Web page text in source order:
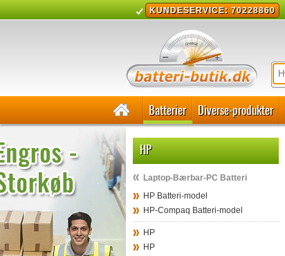
KUNDESERVICE: 70228860
Batterier Diverse-produkter
HP
Laptop-Bærbar-PC Batteri
HP Batteri-model
HP-Compaq Batteri-model
HP
HP